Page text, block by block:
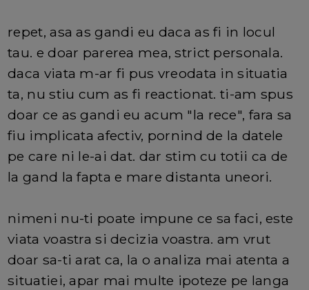
repet, asa as gandi eu daca as fi in locul
tau. e doar parerea mea, strict personala.
daca viata m-ar fi pus vreodata in situatia
ta, nu stiu cum as fi reactionat. ti-am spus
doar ce as gandi eu acum "la rece", fara sa
fiu implicata afectiv, pornind de la datele
pe care ni le-ai dat. dar stim cu totii ca de
la gand la fapta e mare distanta uneori.
nimeni nu-ti poate impune ce sa faci, este
viata voastra si decizia voastra. am vrut
doar sa-ti arat ca, la o analiza mai atenta a
situatiei, apar mai multe ipoteze pe langa